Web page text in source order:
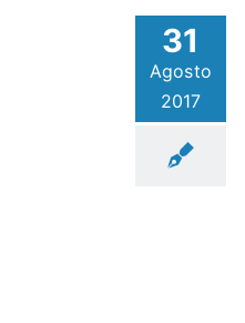
31
Agosto
2017